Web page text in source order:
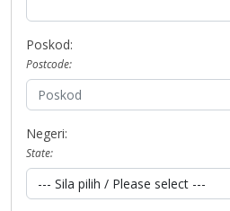
Poskod:
Postcode:
Negeri:
State: